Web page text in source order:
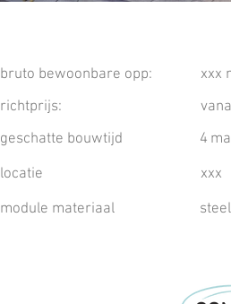
bruto bewoonbare opp:
richtprijs:
geschatte bouwtijd
locatie
module materiaal
xxx
4
xxx